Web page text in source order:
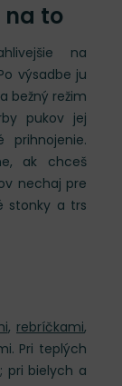
na to
na
výsadbe ju
bežný režim
pukov jej
ak chceš
nechaj pre
stonky a trs
, rebríčkami,
Pri teplých
; pri bielych a